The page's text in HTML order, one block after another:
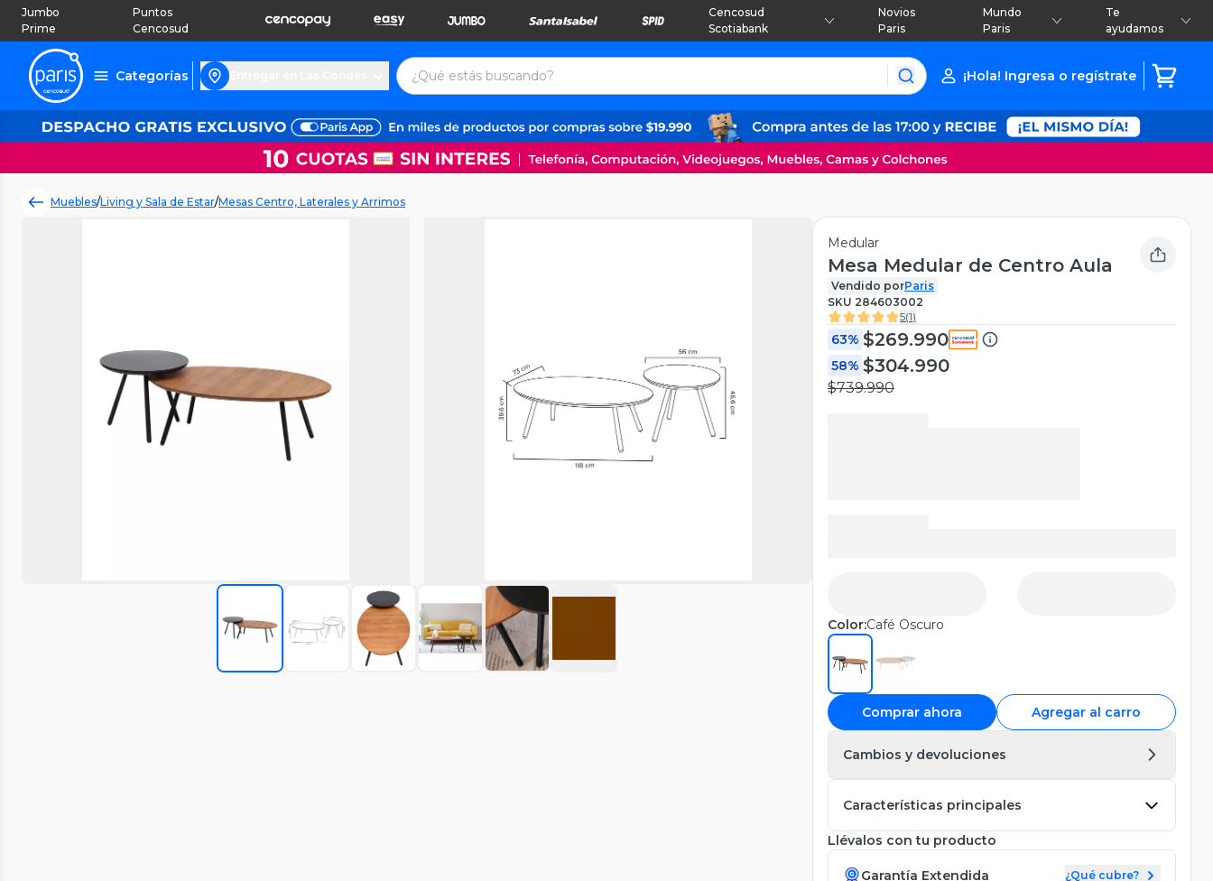
Jumbo
Prime
Puntos
Cencosud
Cencosud
Scotiabank
Novios
Paris
Mundo
Paris
Te
ayudamos
Categorías ¡Hola! Ingresa o regístrate
Muebles/Living y Sala de Estar/Mesas Centro, Laterales y Arrimos
Medular
Mesa Medular de Centro Aula
Vendido porParis
SKU 284603002
5(1)
63% $269.990
58% $304.990
$739.990
Color:Café Oscuro
Comprar ahora Agregar al carro
Cambios y devoluciones
Características principales
Llévalos con tu producto
Garantía Extendida ¿Qué cubre?